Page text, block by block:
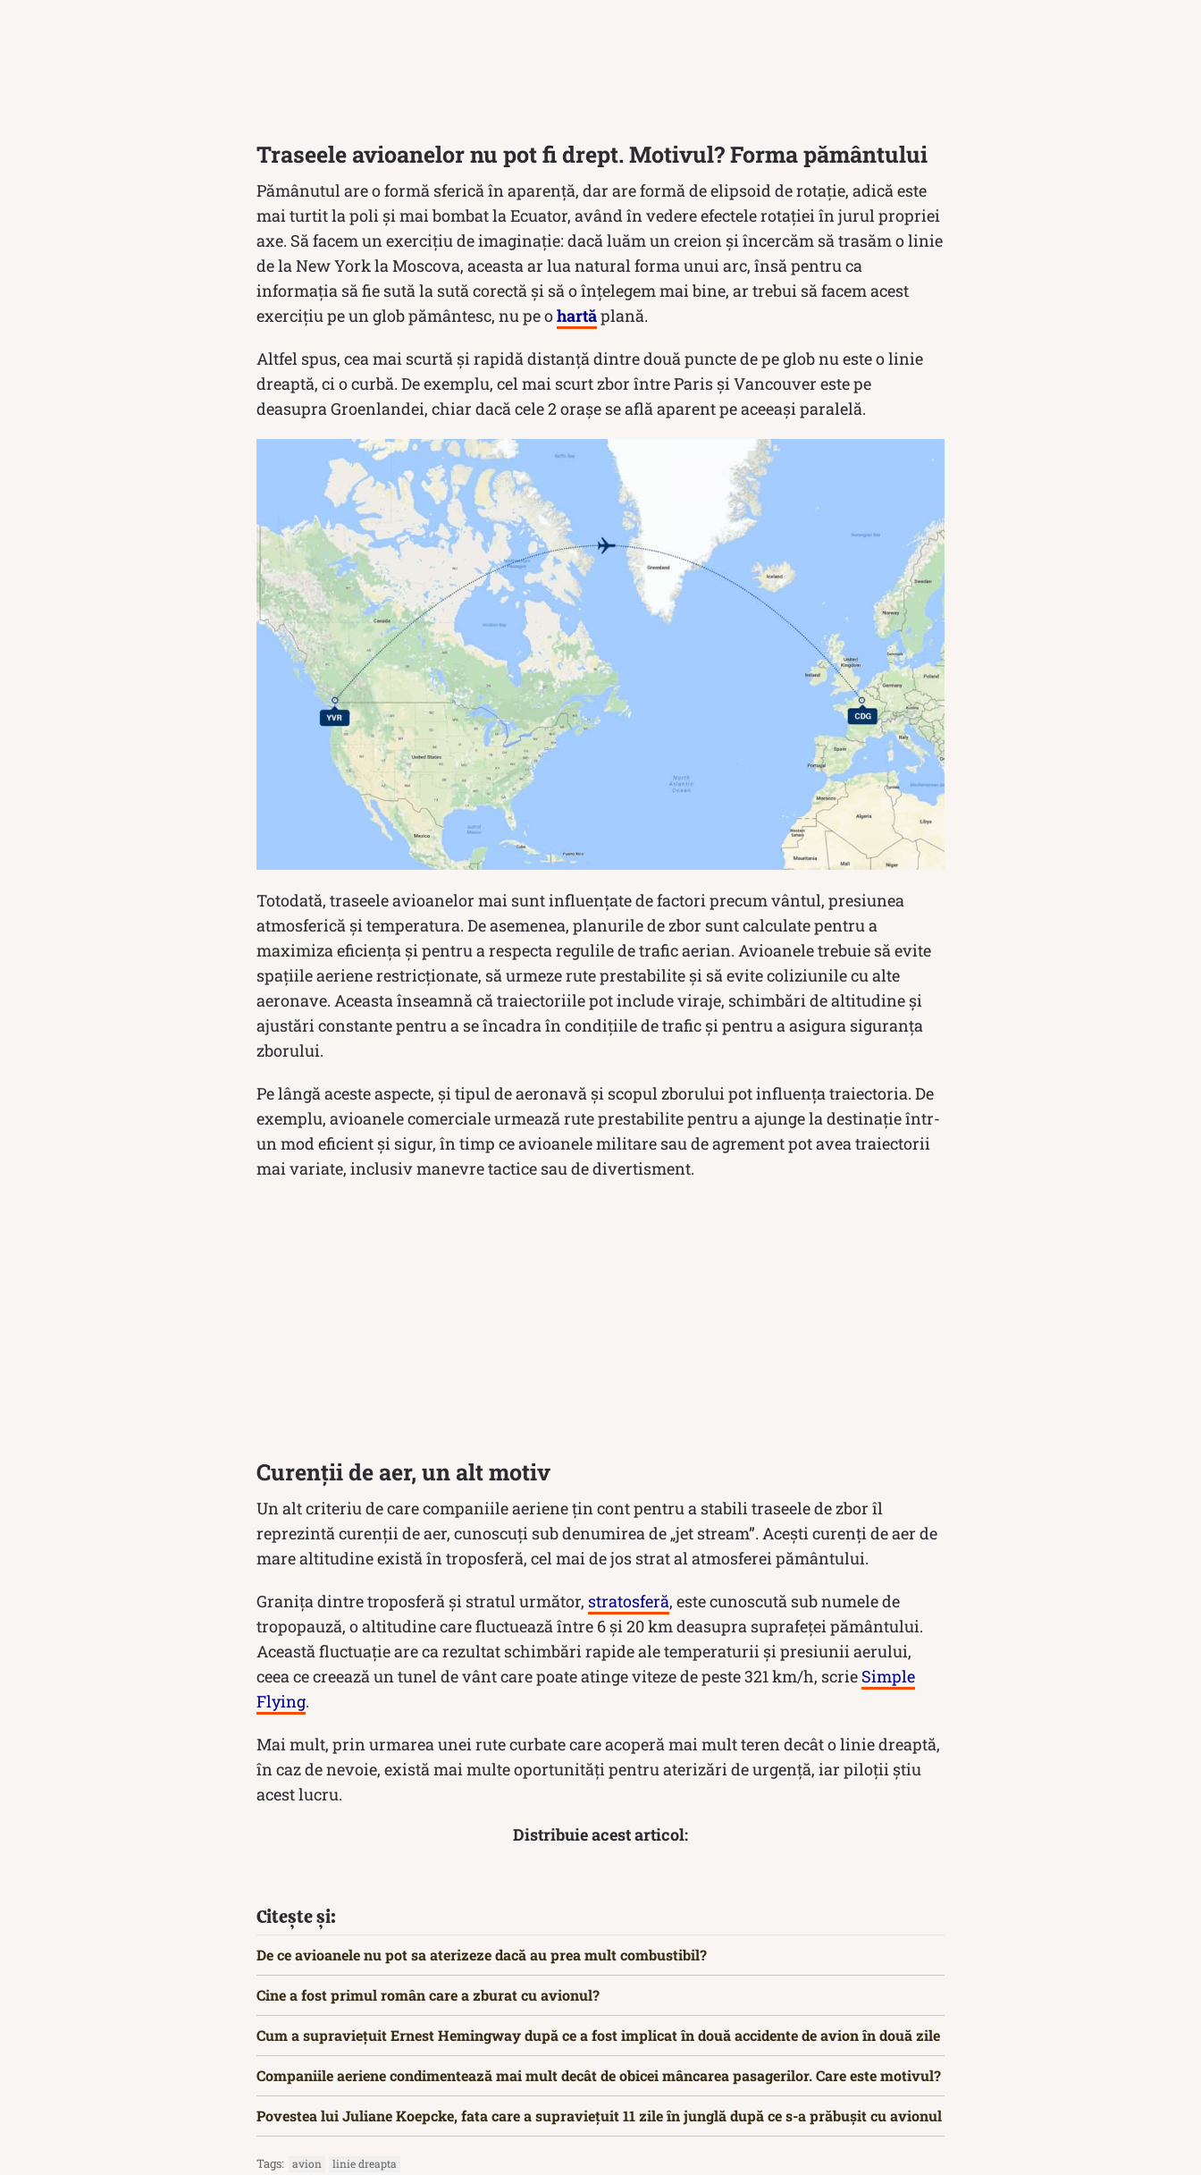
Traseele avioanelor nu pot fi drept. Motivul? Forma pământului
Pămânutul are o formă sferică în aparență, dar are formă de elipsoid de rotație, adică este
mai turtit la poli și mai bombat la Ecuator, având în vedere efectele rotației în jurul propriei
axe. Să facem un exercițiu de imaginație: dacă luăm un creion și încercăm să trasăm o linie
de la New York la Moscova, aceasta ar lua natural forma unui arc, însă pentru ca
informația să fie sută la sută corectă și să o înțelegem mai bine, ar trebui să facem acest
exercițiu pe un glob pământesc, nu pe ohartăplană.
Altfel spus, cea mai scurtă și rapidă distanță dintre două puncte de pe glob nu este o linie
dreaptă, ci o curbă. De exemplu, cel mai scurt zbor între Paris și Vancouver este pe
deasupra Groenlandei, chiar dacă cele 2 orașe se află aparent pe aceeași paralelă.
Totodată, traseele avioanelor mai sunt influențate de factori precum vântul, presiunea
atmosferică și temperatura. De asemenea, planurile de zbor sunt calculate pentru a
maximiza eficiența și pentru a respecta regulile de trafic aerian. Avioanele trebuie să evite
spațiile aeriene restricționate, să urmeze rute prestabilite și să evite coliziunile cu alte
aeronave. Aceasta înseamnă că traiectoriile pot include viraje, schimbări de altitudine și
ajustări constante pentru a se încadra în condițiile de trafic și pentru a asigura siguranța
zborului.
Pe lângă aceste aspecte, și tipul de aeronavă și scopul zborului pot influența traiectoria. De
exemplu, avioanele comerciale urmează rute prestabilite pentru a ajunge la destinație într-
un mod eficient și sigur, în timp ce avioanele militare sau de agrement pot avea traiectorii
mai variate, inclusiv manevre tactice sau de divertisment.
Curenții de aer, un alt motiv
Un alt criteriu de care companiile aeriene țin cont pentru a stabili traseele de zbor îl
reprezintă curenții de aer, cunoscuți sub denumirea de „jet stream”. Acești curenți de aer de
mare altitudine există în troposferă, cel mai de jos strat al atmosferei pământului.
Granița dintre troposferă și stratul următor, stratosferă, este cunoscută sub numele de
tropopauză, o altitudine care fluctuează între 6 și 20 km deasupra suprafeței pământului.
Această fluctuație are ca rezultat schimbări rapide ale temperaturii și presiunii aerului,
ceea ce creează un tunel de vânt care poate atinge viteze de peste 321 km/h, scrie Simple
Flying.
Mai mult, prin urmarea unei rute curbate care acoperă mai mult teren decât o linie dreaptă,
în caz de nevoie, există mai multe oportunități pentru aterizări de urgență, iar piloții știu
acest lucru.
Distribuie acest articol:
Citește și:
De ce avioanele nu pot sa aterizeze dacă au prea mult combustibil?
Cine a fost primul român care a zburat cu avionul?
Cum a supraviețuit Ernest Hemingway după ce a fost implicat în două accidente de avion în două zile
Companiile aeriene condimentează mai mult decât de obicei mâncarea pasagerilor. Care este motivul?
Povestea lui Juliane Koepcke, fata care a supraviețuit 11 zile în junglă după ce s-a prăbușit cu avionul
Tags: avion linie dreapta